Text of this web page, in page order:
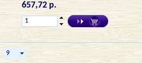
657,72 р.